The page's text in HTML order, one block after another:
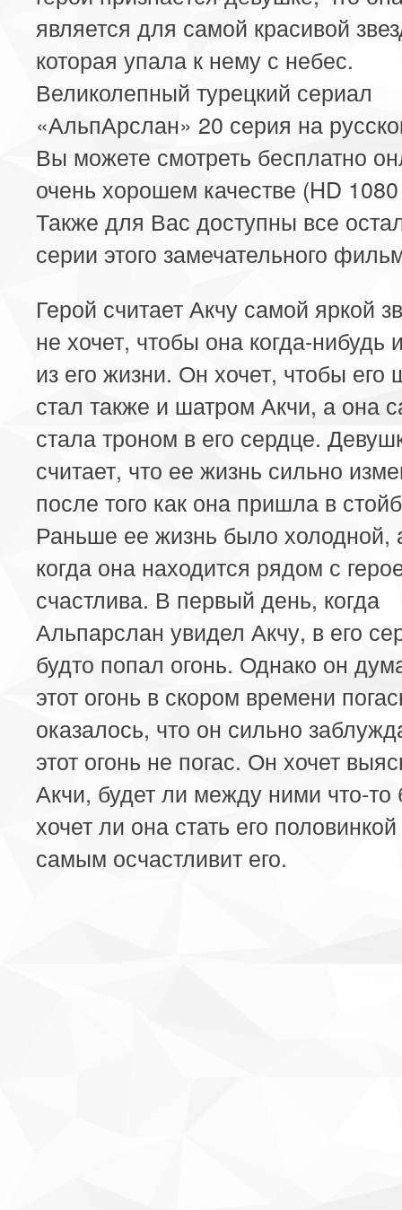
является для самой красивой
которая упала к нему с небес.
Великолепный турецкий сериал
«АльпАрслан» 20 серия на
Вы можете смотреть бесплатно
очень хорошем качестве (HD
Также для Вас доступны все
серии этого замечательного
Герой считает Акчу самой яркой
не хочет, чтобы она когда-нибудь
из его жизни. Он хочет, чтобы его
стал также и шатром Акчи, а она
стала троном в его сердце.
считает, что ее жизнь сильно
после того как она пришла в
Раньше ее жизнь было холодной,
когда она находится рядом с
счастлива. В первый день, когда
Альпарслан увидел Акчу, в его
будто попал огонь. Однако он
этот огонь в скором времени
оказалось, что он сильно
этот огонь не погас. Он хочет
Акчи, будет ли между ними что-
хочет ли она стать его
самым осчастливит его.